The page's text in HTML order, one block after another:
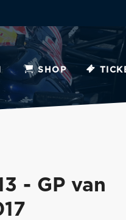
SHOP
- GP van